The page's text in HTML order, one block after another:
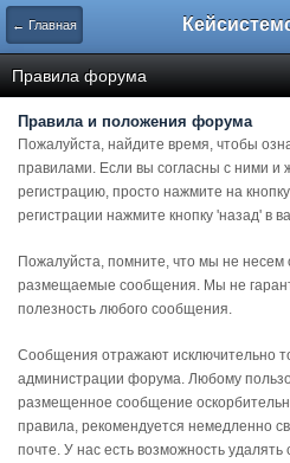
← Главная
Правила форума
Правила и положения форума
Пожалуйста, найдите время, чтобы
правилами. Если вы согласны с ними и
регистрацию, просто нажмите на
регистрации нажмите кнопку 'назад' в
Пожалуйста, помните, что мы не несем
размещаемые сообщения. Мы не
полезность любого сообщения.
Сообщения отражают исключительно
администрации форума. Любому
размещенное сообщение
правила, рекомендуется немедленно
почте. У нас есть возможность